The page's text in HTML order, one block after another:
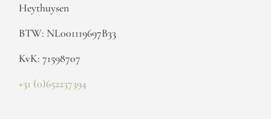
Heythuysen
BTW: NL001119697B33
KvK: 71598707
+31 (0)652237394